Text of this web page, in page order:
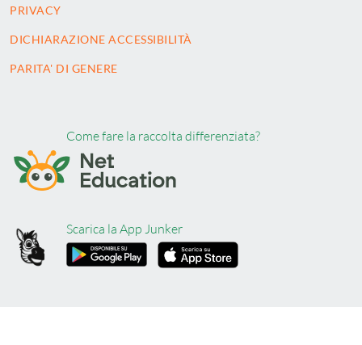
PRIVACY
DICHIARAZIONE ACCESSIBILITÀ
PARITA' DI GENERE
Come fare la raccolta differenziata?
Scarica la App Junker